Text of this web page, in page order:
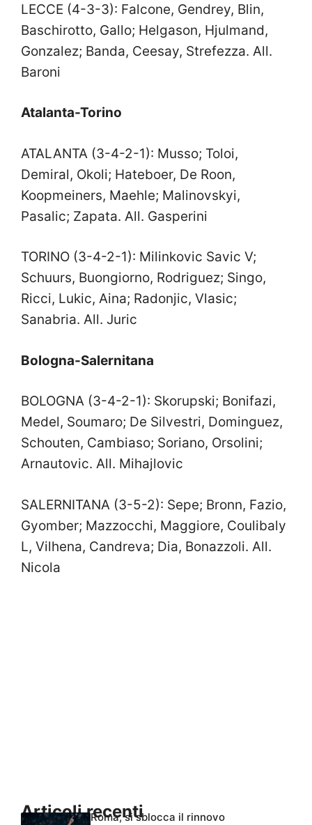
LECCE (4-3-3): Falcone, Gendrey, Blin,
Baschirotto, Gallo; Helgason, Hjulmand,
Gonzalez; Banda, Ceesay, Strefezza. All.
Baroni
Atalanta-Torino
ATALANTA (3-4-2-1): Musso; Toloi,
Demiral, Okoli; Hateboer, De Roon,
Koopmeiners, Maehle; Malinovskyi,
Pasalic; Zapata. All. Gasperini
TORINO (3-4-2-1): Milinkovic Savic V;
Schuurs, Buongiorno, Rodriguez; Singo,
Ricci, Lukic, Aina; Radonjic, Vlasic;
Sanabria. All. Juric
Bologna-Salernitana
BOLOGNA (3-4-2-1): Skorupski; Bonifazi,
Medel, Soumaro; De Silvestri, Dominguez,
Schouten, Cambiaso; Soriano, Orsolini;
Arnautovic. All. Mihajlovic
SALERNITANA (3-5-2): Sepe; Bronn, Fazio,
Gyomber; Mazzocchi, Maggiore, Coulibaly
L, Vilhena, Candreva; Dia, Bonazzoli. All.
Nicola
Articoli recentiRoma, si sblocca il rinnovo